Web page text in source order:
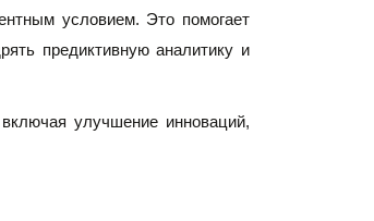
условием. Это помогает
предиктивную аналитику и
улучшение инноваций,